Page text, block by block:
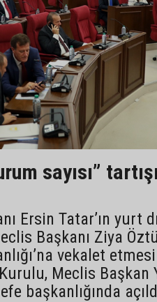
sayısı”
Ersin Tatar’ın yurt
Başkanı Ziya
vekalet
Meclis Başkan
başkanlığında